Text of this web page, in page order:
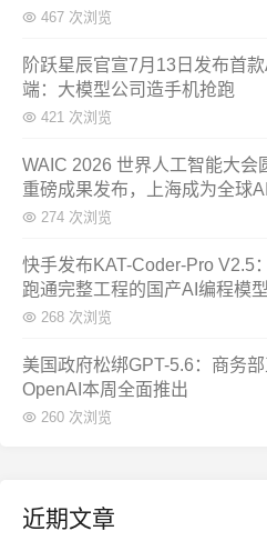
467 次浏览
阶跃星辰官宣7月13日发布首
端：大模型公司造手机抢跑
421 次浏览
WAIC 2026 世界人工智能大会
重磅成果发布，上海成为全球
274 次浏览
快手发布KAT-Coder-Pro V2.5
跑通完整工程的国产AI编程模型
268 次浏览
美国政府松绑GPT-5.6：商务部
OpenAI本周全面推出
260 次浏览
近期文章